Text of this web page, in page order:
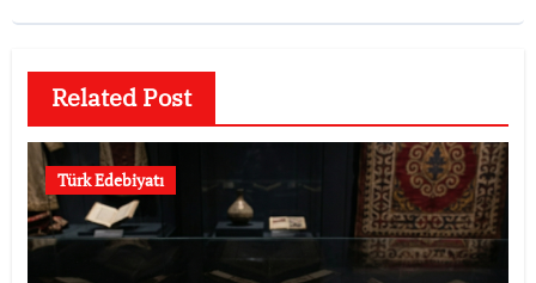
Related Post
Türk Edebiyatı